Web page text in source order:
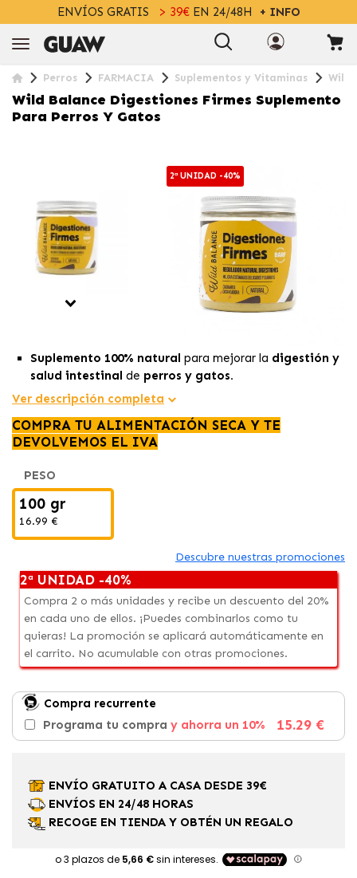
ENVÍOS GRATIS > 39€EN 24/48H + INFO
Perros FARMACIA Suplementos y Vitaminas Wild
Wild Balance Digestiones Firmes Suplemento
Para Perros Y Gatos
2ª UNIDAD -40%
Suplemento 100% natural para mejorar la digestión y
salud intestinal de perros y gatos.
Ayuda a regular el tránsito intestinal y alivia problemas
diarrea y estreñimiento
Ideal para animales conestómagos sensibles
transición a unadieta natural Barf
Ver descripción completa
COMPRA TU ALIMENTACIÓN SECA Y TE
DEVOLVEMOS EL IVA
PESO
100 gr
16.99 €
Descubre nuestras promociones
2ª UNIDAD -40%
Compra 2 o más unidades y recibe un descuento del 20%
en cada uno de ellos. ¡Puedes combinarlos como tu
quieras! La promoción se aplicará automáticamente en
el carrito. No acumulable con otras promociones.
Compra recurrente
Programa tu compra y ahorra un 10% 15.29 €
ENVÍO GRATUITO A CASA DESDE 39€
ENVÍOS EN 24/48 HORAS
RECOGE EN TIENDA Y OBTÉN UN REGALO